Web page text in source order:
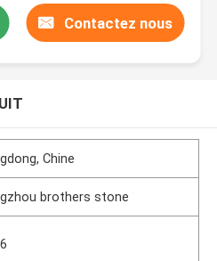
Contactez nous
Chine
brothers stone